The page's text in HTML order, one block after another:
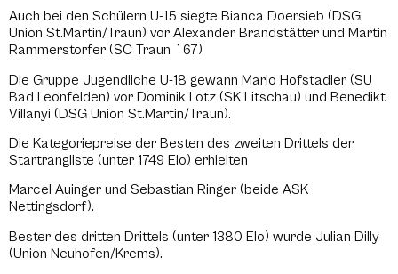
Auch bei den Schülern U-15 siegte Bianca Doersieb (DSG
Union St.Martin/Traun) vor Alexander Brandstätter und Martin
Rammerstorfer (SC Traun `67)
Die Gruppe Jugendliche U-18 gewann Mario Hofstadler (SU
Bad Leonfelden) vor Dominik Lotz (SK Litschau) und Benedikt
Villanyi (DSG Union St.Martin/Traun).
Die Kategoriepreise der Besten des zweiten Drittels der
Startrangliste (unter 1749 Elo) erhielten
Marcel Auinger und Sebastian Ringer (beide ASK
Nettingsdorf).
Bester des dritten Drittels (unter 1380 Elo) wurde Julian Dilly
(Union Neuhofen/Krems).